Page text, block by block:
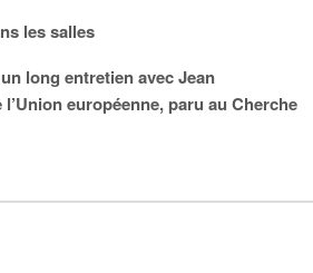
les salles
long entretien avec Jean
l’Union européenne, paru au Cherche